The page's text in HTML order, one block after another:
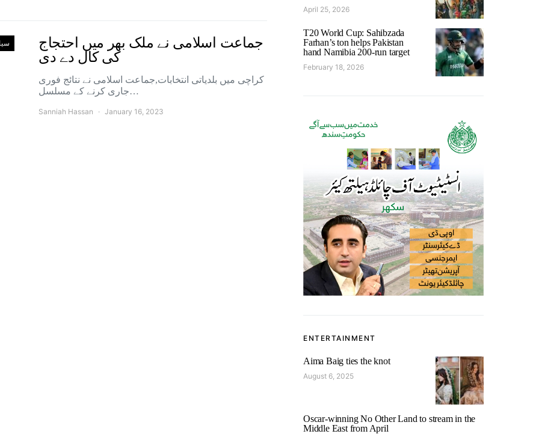
جماعت اسلامی نے ملک بھر میں احتجاج
کی کال دے دی
کراچی میں بلدیاتی انتخابات,جماعت اسلامی نے نتائج فوری
جاری کرنے کے مسلسل…
Sanniah Hassan January 16, 2023
April 25, 2026
T20 World Cup: Sahibzada
Farhan’s ton helps Pakistan
hand Namibia 200-run target
February 18, 2026
ENTERTAINMENT
Aima Baig ties the knot
August 6, 2025
Oscar-winning No Other Land to stream in the
Middle East from April